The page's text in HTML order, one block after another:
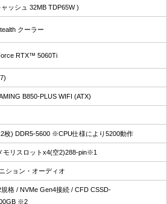
ャッシュ 32MB TDP65W )
クーラー
RTX™ 5060Ti
B850-PLUS WIFI (ATX)
枚) DDR5-5600 ※CPU仕様により5200動作
モリスロットx4(空2)288-pin※1
ション・オーディオ
規格 / NVMe Gen4接続 / CFD CSSD-
※2